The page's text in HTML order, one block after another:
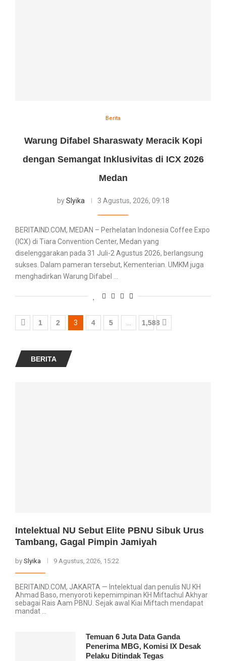
Berita
Warung Difabel Sharaswaty Meracik Kopi
dengan Semangat Inklusivitas di ICX 2026
Medan
bySlyika 3 Agustus, 2026, 09:18
BERITAIND.COM, MEDAN – Perhelatan Indonesia Coffee Expo
(ICX) di Tiara Convention Center, Medan yang
diselenggarakan pada 31 Juli-2 Agustus 2026, berlangsung
sukses. Dalam pameran tersebut, Kementerian. UMKM juga
menghadirkan Warung Difabel …
1 2 3 4 5 … 1,588
BERITA
Intelektual NU Sebut Elite PBNU Sibuk Urus
Tambang, Gagal Pimpin Jamiyah
by Slyika 9 Agustus, 2026, 15:22
BERITAIND.COM, JAKARTA — Intelektual dan penulis NU KH
Ahmad Baso, menyoroti kepemimpinan KH Miftachul Akhyar
sebagai Rais Aam PBNU. Sejak awal Kiai Miftach mendapat
mandat …
Temuan 6 Juta Data Ganda
Penerima MBG, Komisi IX Desak
Pelaku Ditindak Tegas